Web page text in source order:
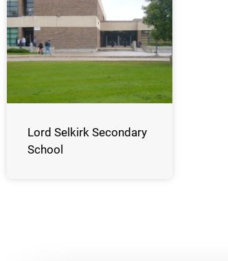
Lord Selkirk Secondary
School